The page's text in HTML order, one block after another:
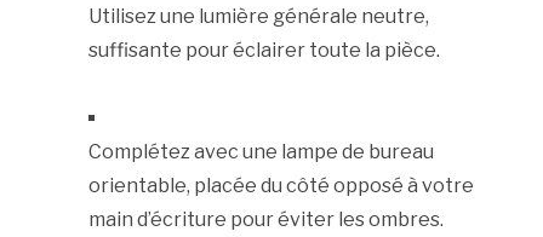
Utilisez une lumière générale neutre,
suffisante pour éclairer toute la pièce.
Complétez avec une lampe de bureau
orientable, placée du côté opposé à votre
main d’écriture pour éviter les ombres.